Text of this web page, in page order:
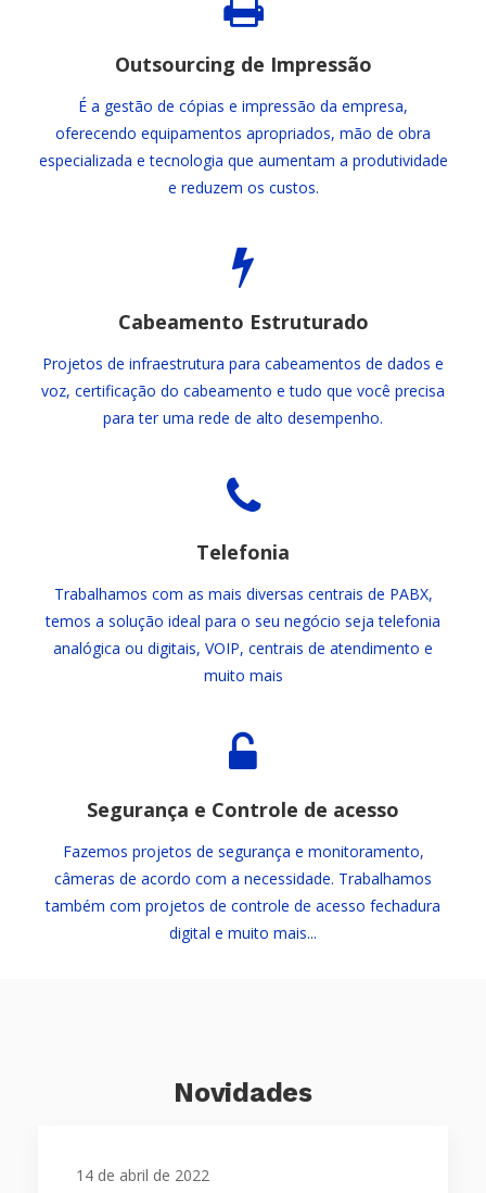
Outsourcing de Impressão
É a gestão de cópias e impressão da empresa,
oferecendo equipamentos apropriados, mão de obra
especializada e tecnologia que aumentam a produtividade
e reduzem os custos.
Cabeamento Estruturado
Projetos de infraestrutura para cabeamentos de dados e
voz, certificação do cabeamento e tudo que você precisa
para ter uma rede de alto desempenho.
Telefonia
Trabalhamos com as mais diversas centrais de PABX,
temos a solução ideal para o seu negócio seja telefonia
analógica ou digitais, VOIP, centrais de atendimento e
muito mais
Segurança e Controle de acesso
Fazemos projetos de segurança e monitoramento,
câmeras de acordo com a necessidade. Trabalhamos
também com projetos de controle de acesso fechadura
digital e muito mais...
Novidades
14 de abril de 2022